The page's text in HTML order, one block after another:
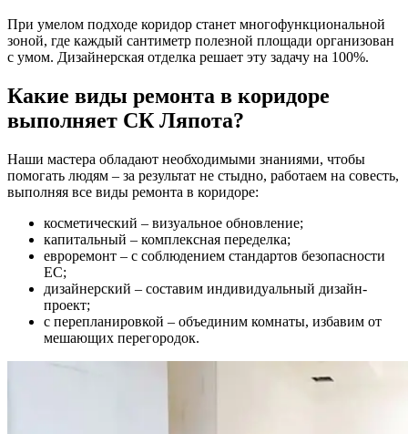
При умелом подходе коридор станет многофункциональной
зоной, где каждый сантиметр полезной площади организован
с умом. Дизайнерская отделка решает эту задачу на 100%.
Какие виды ремонта в коридоре
выполняет СК Ляпота?
Наши мастера обладают необходимыми знаниями, чтобы
помогать людям – за результат не стыдно, работаем на совесть,
выполняя все виды ремонта в коридоре:
косметический – визуальное обновление;
капитальный – комплексная переделка;
евроремонт – с соблюдением стандартов безопасности
ЕС;
дизайнерский – составим индивидуальный дизайн-
проект;
с перепланировкой – объединим комнаты, избавим от
мешающих перегородок.